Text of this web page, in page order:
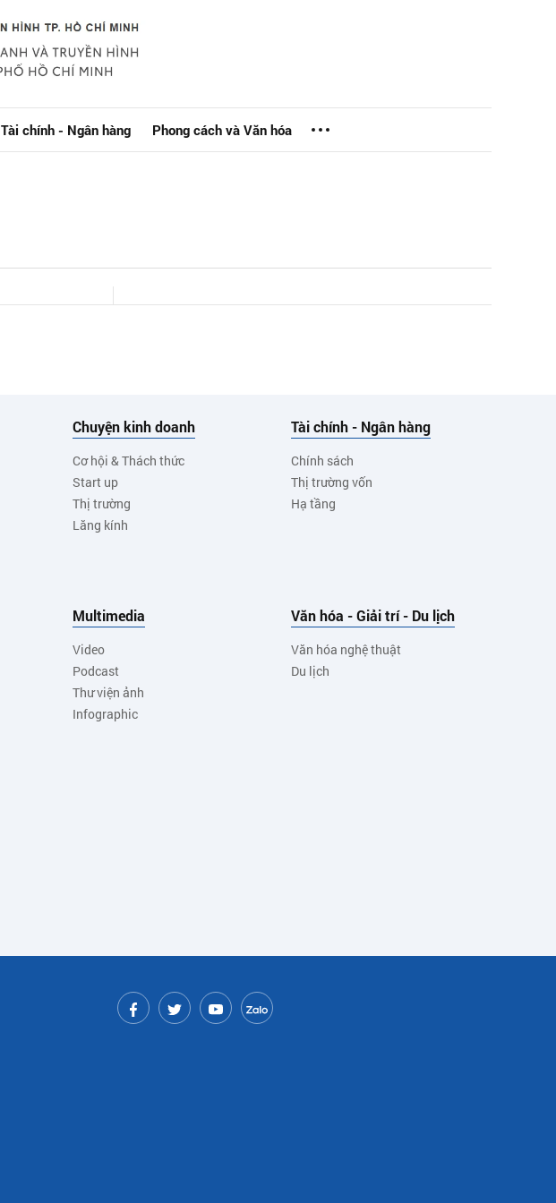
Tài chính - Ngân hàng Phong cách và Văn hóa
Chuyện kinh doanh
Cơ hội & Thách thức
Start up
Thị trường
Lăng kính
Tài chính - Ngân hàng
Chính sách
Thị trường vốn
Hạ tầng
Multimedia
Video
Podcast
Thư viện ảnh
Infographic
Văn hóa - Giải trí - Du lịch
Văn hóa nghệ thuật
Du lịch